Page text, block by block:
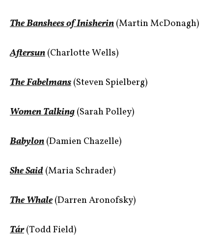
The Banshees of Inisherin(Martin McDonagh)
Aftersun(Charlotte Wells)
The Fabelmans(Steven Spielberg)
Women Talking(Sarah Polley)
Babylon(Damien Chazelle)
She Said(Maria Schrader)
The Whale(Darren Aronofsky)
Tár(Todd Field)